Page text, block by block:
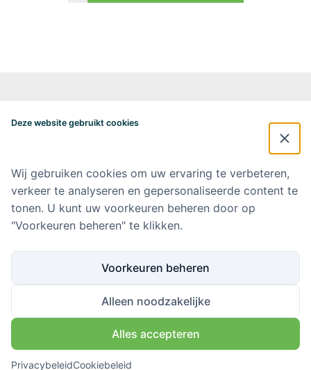
Postbus 7057
alzheimercentrum@amsterdamumc.nl
Doneer via: NL 42 INGB 0006 9052 76 Ten name van: Stichting Steun
Alzheimercentrum Amsterdam
Amsterdam UMC
Volg ons via
Deze website gebruikt cookies
Wij gebruiken cookies om uw ervaring te verbeteren,
verkeer te analyseren en gepersonaliseerde content te
tonen. U kunt uw voorkeuren beheren door op
"Voorkeuren beheren" te klikken.
Voorkeuren beheren
Alleen noodzakelijke
Alles accepteren
PrivacybeleidCookiebeleid